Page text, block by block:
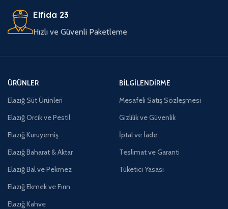
Elfida 23
Hızlı ve Güvenli Paketleme
ÜRÜNLER
Elazığ Süt Ürünleri
Elazığ Orcik ve Pestil
Elazığ Kuruyemiş
Elazığ Baharat & Aktar
Elazığ Bal ve Pekmez
Elazığ Ekmek ve Fırın
Elazığ Kahve
BILGILENDIRME
Mesafeli Satış Sözleşmesi
Gizlilik ve Güvenlik
İptal ve İade
Teslimat ve Garanti
Tüketici Yasası